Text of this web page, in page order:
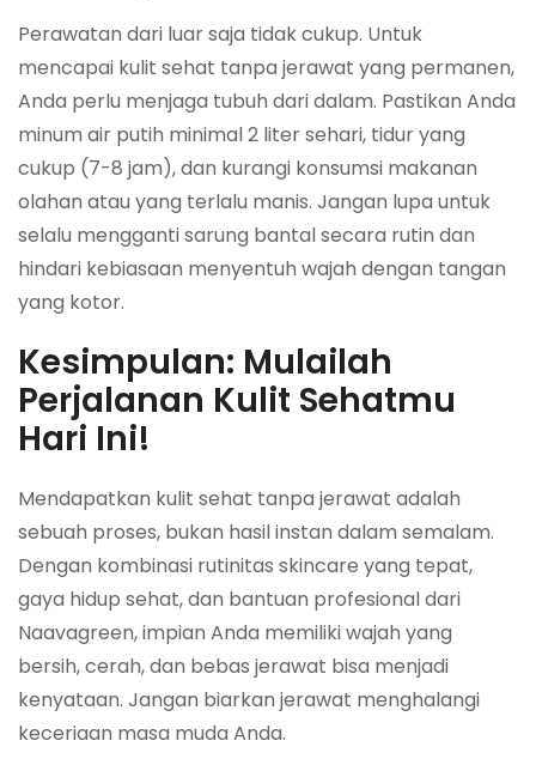
Perawatan dari luar saja tidak cukup. Untuk
mencapai kulit sehat tanpa jerawat yang permanen,
Anda perlu menjaga tubuh dari dalam. Pastikan Anda
minum air putih minimal 2 liter sehari, tidur yang
cukup (7-8 jam), dan kurangi konsumsi makanan
olahan atau yang terlalu manis. Jangan lupa untuk
selalu mengganti sarung bantal secara rutin dan
hindari kebiasaan menyentuh wajah dengan tangan
yang kotor.
Kesimpulan: Mulailah
Perjalanan Kulit Sehatmu
Hari Ini!
Mendapatkan kulit sehat tanpa jerawat adalah
sebuah proses, bukan hasil instan dalam semalam.
Dengan kombinasi rutinitas skincare yang tepat,
gaya hidup sehat, dan bantuan profesional dari
Naavagreen, impian Anda memiliki wajah yang
bersih, cerah, dan bebas jerawat bisa menjadi
kenyataan. Jangan biarkan jerawat menghalangi
keceriaan masa muda Anda.